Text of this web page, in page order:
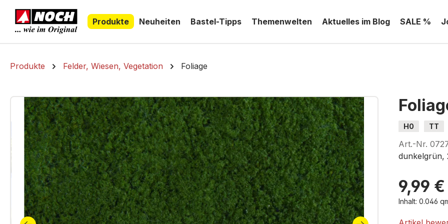
Zur Hauptnavigation springen
Produkte
Neuheiten Bastel-Tipps Themenwelten Aktuelles im Blog SALE %
Produkte Felder, Wiesen, Vegetation Foliage
Bildergalerie überspringen
H0 TT
Art.-Nr.
dunkelgrün,
9,99 €
Inhalt:0.046